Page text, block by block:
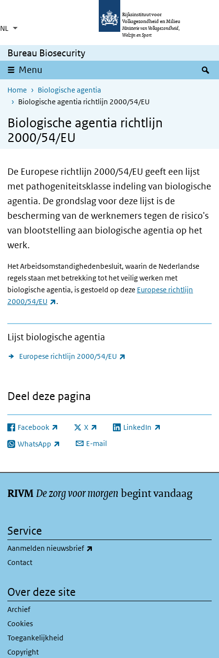
Overslaan en naar de inhoud gaan
Rijksinstituut voor
Volksgezondheid en Milieu
Ministerie van Volksgezondheid,
Welzijn en Sport
NL Taalkeuze
Aanvullende acties weergeven
Ingeklapt
Bureau Biosecurity
Menu
Home
Biologische agentia
Biologische agentia richtlijn 2000/54/EU
Biologische agentia richtlijn
2000/54/EU
De Europese richtlijn 2000/54/EU geeft een lijst
met pathogeniteitsklasse indeling van biologische
agentia. De grondslag voor deze lijst is de
bescherming van de werknemers tegen de risico's
van blootstelling aan biologische agentia op het
werk.
Het Arbeidsomstandighedenbesluit, waarin de Nederlandse
regels staan met betrekking tot het veilig werken met
biologische agentia, is gestoeld op deze Europese richtlijn
2000/54/EU
(externe link)
.
Lijst biologische agentia
Europese richtlijn 2000/54/EU
Deel deze pagina
Facebook
(externe link) X
(externe link) LinkedIn
(externe link)
WhatsApp
(externe link) E-mail
RIVMDe zorg voor morgen begint vandaag
Service
Aanmelden nieuwsbrief
Contact
Over deze site
Archief
Cookies
Toegankelijkheid
Copyright